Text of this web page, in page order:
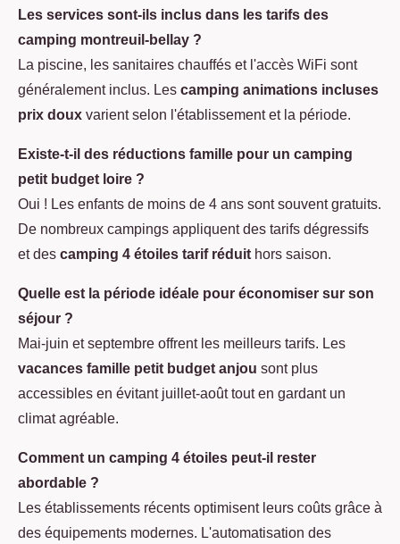
Les services sont-ils inclus dans les tarifs des
camping montreuil-bellay ?
La piscine, les sanitaires chauffés et l'accès WiFi sont
généralement inclus. Les camping animations incluses
prix doux varient selon l'établissement et la période.
Existe-t-il des réductions famille pour un camping
petit budget loire ?
Oui ! Les enfants de moins de 4 ans sont souvent gratuits.
De nombreux campings appliquent des tarifs dégressifs
et des camping 4 étoiles tarif réduit hors saison.
Quelle est la période idéale pour économiser sur son
séjour ?
Mai-juin et septembre offrent les meilleurs tarifs. Les
vacances famille petit budget anjou sont plus
accessibles en évitant juillet-août tout en gardant un
climat agréable.
Comment un camping 4 étoiles peut-il rester
abordable ?
Les établissements récents optimisent leurs coûts grâce à
des équipements modernes. L'automatisation des